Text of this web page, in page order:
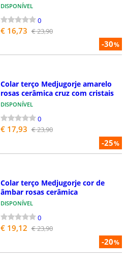
-30%
DISPONÍVEL
0
€ 16,73 € 23,90
-25%
Colar terço Medjugorje amarelo
rosas cerâmica cruz com cristais
DISPONÍVEL
0
€ 17,93 € 23,90
-20%
Colar terço Medjugorje cor de
âmbar rosas cerâmica
DISPONÍVEL
0
€ 19,12 € 23,90